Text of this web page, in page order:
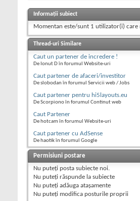
Informații subiect
Momentan este/sunt 1 utilizator(i) care
Thread-uri Similare
Caut un partener de incredere !
De Ionut D în forumul Website-uri
Caut partener de afaceri/investitor
De slobodan în forumul Servicii web / Jobs
Caut partener pentru hi5layouts.eu
De Scorpiono în forumul Continut web
Caut Partener
De hotcam în forumul Website-uri
Caut partener cu AdSense
De haotik în forumul Google
Permisiuni postare
Nu puteţi posta subiecte noi.
Nu puteţi răspunde la subiecte
Nu puteţi adăuga ataşamente
Nu puteţi modifica posturile proprii